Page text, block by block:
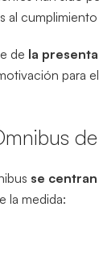
al
de la
para
se
la medida: